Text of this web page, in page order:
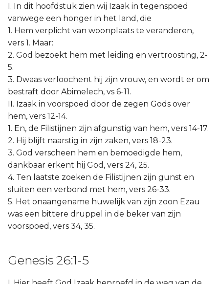
I. In dit hoofdstuk zien wij Izaak in tegenspoed
vanwege een honger in het land, die
1. Hem verplicht van woonplaats te veranderen,
vers 1. Maar:
2. God bezoekt hem met leiding en vertroosting, 2-
5.
3. Dwaas verloochent hij zijn vrouw, en wordt er om
bestraft door Abimelech, vs 6-11.
II. Izaak in voorspoed door de zegen Gods over
hem, vers 12-14.
1. En, de Filistijnen zijn afgunstig van hem, vers 14-17.
2. Hij blijft naarstig in zijn zaken, vers 18-23.
3. God verscheen hem en bemoedigde hem,
dankbaar erkent hij God, vers 24, 25.
4. Ten laatste zoeken de Filistijnen zijn gunst en
sluiten een verbond met hem, vers 26-33.
5. Het onaangename huwelijk van zijn zoon Ezau
was een bittere druppel in de beker van zijn
voorspoed, vers 34, 35.
Genesis 26:1-5